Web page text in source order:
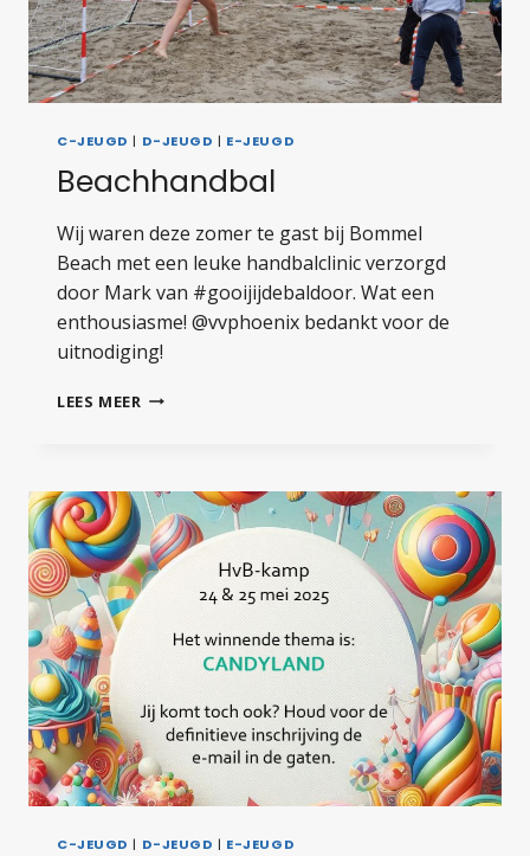
C-JEUGD | D-JEUGD | E-JEUGD
Beachhandbal
Wij waren deze zomer te gast bij Bommel
Beach met een leuke handbalclinic verzorgd
door Mark van #gooijijdebaldoor. Wat een
enthousiasme! @vvphoenix bedankt voor de
uitnodiging!
LEES MEER BEACHHANDBAL
C-JEUGD | D-JEUGD | E-JEUGD